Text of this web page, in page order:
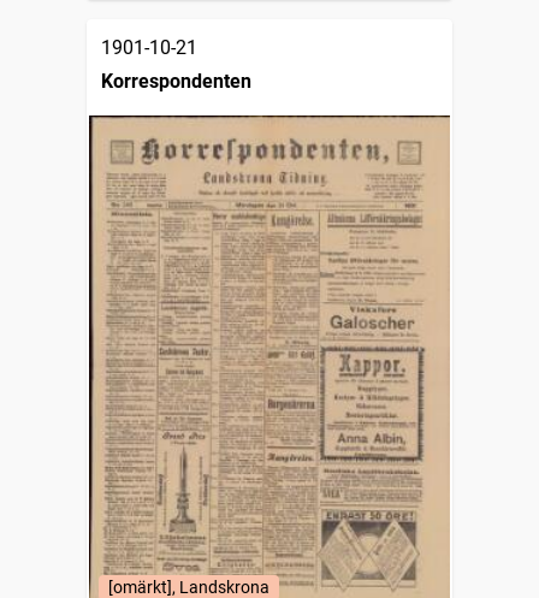
1901-10-21
Korrespondenten
[omärkt], Landskrona